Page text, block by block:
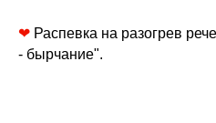
❤ Распевка на разогрев
- бырчание".